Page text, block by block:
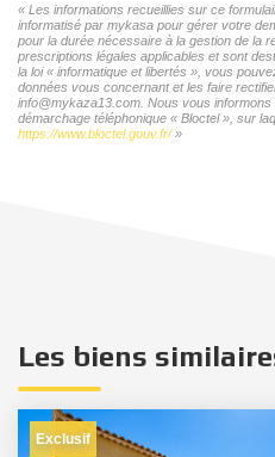
« Les informations recueillies sur ce
informatisé par mykasa pour gérer votre
pour la durée nécessaire à la gestion de la
prescriptions légales applicables et sont
la loi « informatique et libertés », vous
données vous concernant et les faire
info@mykaza13.com. Nous vous
démarchage téléphonique « Bloctel », sur
https://www.bloctel.gouv.fr/»
Les biens
Exclusif